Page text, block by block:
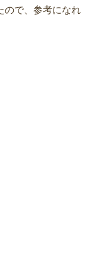
ので、参考になれ